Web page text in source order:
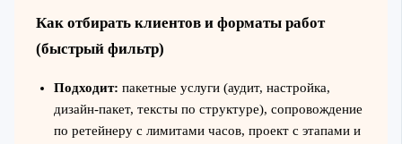
Как отбирать клиентов и форматы работ
(быстрый фильтр)
Подходит: пакетные услуги (аудит, настройка,
дизайн‑пакет, тексты по структуре), сопровождение
по ретейнеру с лимитами часов, проект с этапами и